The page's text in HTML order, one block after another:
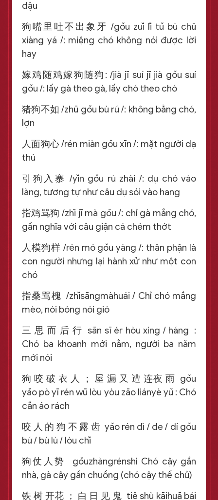
dậu
狗嘴里吐不出象牙 /gǒu zuǐ lǐ tǔ bù chū
xiàng yá /: miệng chó không nói được lời
hay
嫁鸡随鸡嫁狗随狗: /jià jī suí jī jià gǒu suí
gǒu /: lấy gà theo gà, lấy chó theo chó
猪狗不如 /zhū gǒu bù rú /: không bằng chó,
lợn
人面狗心 /rén miàn gǒu xīn /: mặt người dạ
thú
引狗入寨 /yǐn gǒu rù zhài /: dụ chó vào
làng, tương tự như câu dụ sói vào hang
指鸡骂狗 /zhǐ jī mà gǒu /: chỉ gà mắng chó,
gần nghĩa với câu giận cá chém thớt
人模狗样 /rén mó gǒu yàng /: thân phận là
con người nhưng lại hành xử như một con
chó
指桑骂槐 /zhǐsāngmàhuái / Chỉ chó mắng
mèo, nói bóng nói gió
三 思 而 后 行 sān sī ér hòu xíng / háng :
Chó ba khoanh mới nằm, người ba năm
mới nói
狗 咬 破 衣 人 ； 屋 漏 又 遭 连夜 雨 gǒu
yǎo pò yī rén wū lòu yòu zāo liányè yǔ : Chó
cắn áo rách
咬 人 的 狗 不 露 齿 yǎo rén dì / de / dí gǒu
bú / bù lù / lòu chǐ
狗仗人势 gǒuzhàngrénshì Chó cậy gần
nhà, gà cậy gần chuồng (chó cậy thế chủ)
铁 树 开花 ； 白 日 见 鬼 tiě shù kāihuā bái